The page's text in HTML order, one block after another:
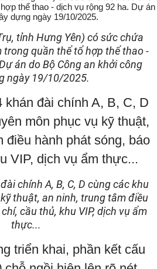
tỉnh Hưng Yên) có sức chứa
trong quần thể tổ hợp thể thao -
án do Bộ Công an khởi công
ngày 19/10/2025.
chính A, B, C, D cùng các khu
thuật, an ninh, trung tâm điều
cầu thủ, khu VIP, dịch vụ ẩm
thực...